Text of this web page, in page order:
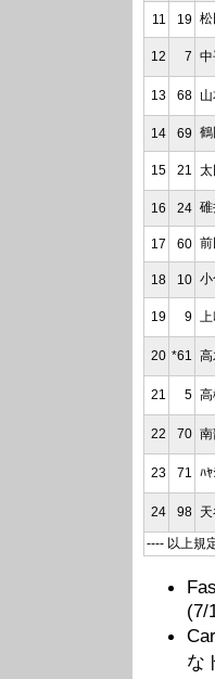
11
19
12
7
13
68
14
69
15
21 太
16
24 碓
17
60 前
18
10 小
19
9
20 *61
21
5 高
22
70
23
71 ﾊ
24
98
---- 以上規
(7/
な